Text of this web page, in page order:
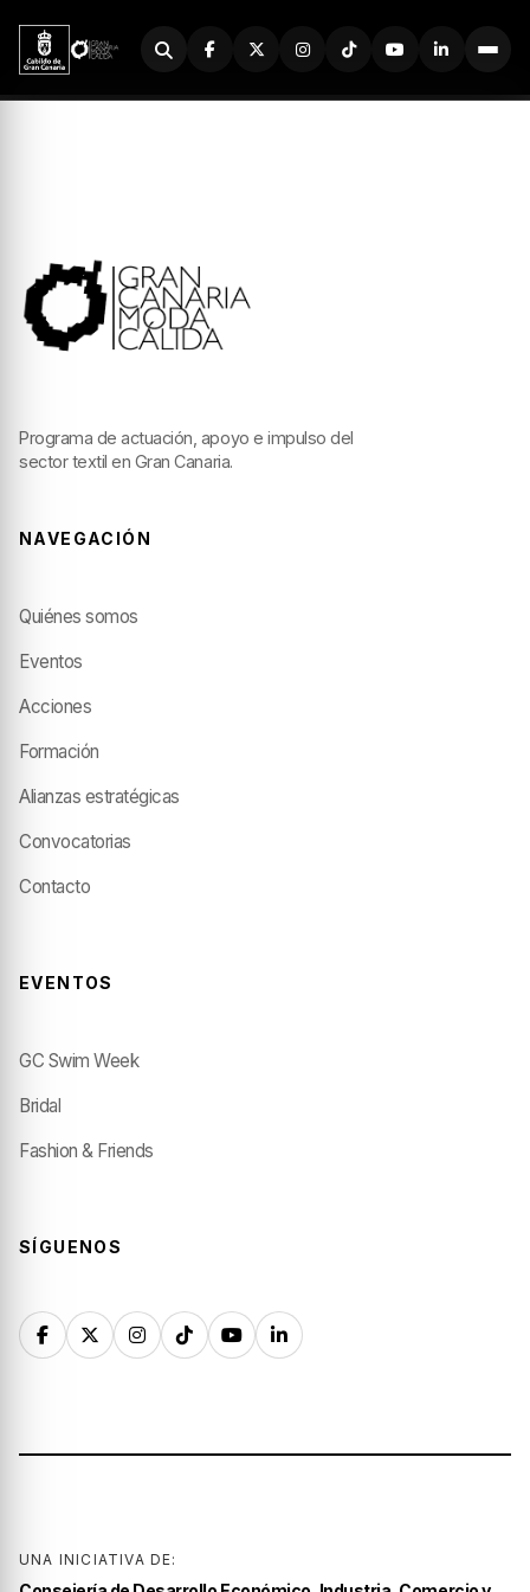
Buscador
Programa de actuación, apoyo e impulso del
sector textil en Gran Canaria.
NAVEGACIÓN
Quiénes somos
Eventos
Acciones
Formación
Alianzas estratégicas
Convocatorias
Contacto
EVENTOS
GC Swim Week
Bridal
Fashion & Friends
SÍGUENOS
UNA INICIATIVA DE: